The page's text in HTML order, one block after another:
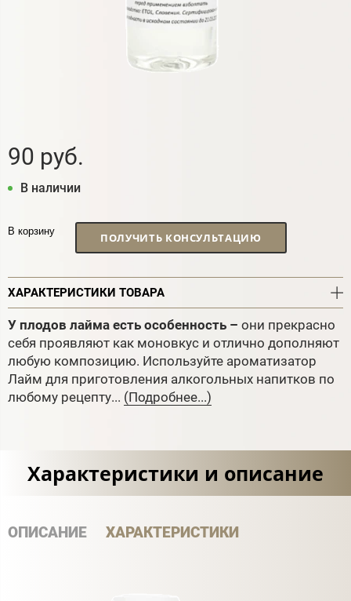
90 руб.
В наличии
В корзину ПОЛУЧИТЬ КОНСУЛЬТАЦИЮ
ХАРАКТЕРИСТИКИ ТОВАРА
У плодов лайма есть особенность – они прекрасно
себя проявляют как моновкус и отлично дополняют
любую композицию. Используйте ароматизатор
Лайм для приготовления алкогольных напитков по
любому рецепту... (Подробнее...)
Характеристики и описание
ОПИСАНИЕ ХАРАКТЕРИСТИКИ